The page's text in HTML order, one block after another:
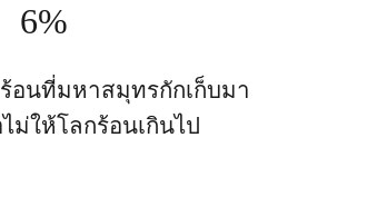
6%
นที่มหาสมุทรกักเก็บมา
ม่ให้โลกร้อนเกินไป